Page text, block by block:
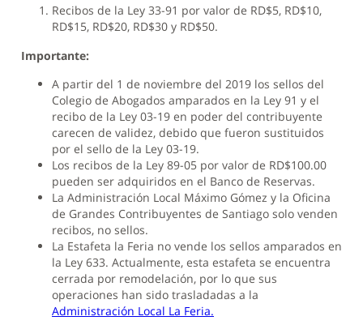
Recibos de la Ley 33-91 por valor de RD$5, RD$10,
RD$15, RD$20, RD$30 y RD$50.
Importante:
A partir del 1 de noviembre del 2019 los sellos del
Colegio de Abogados amparados en la Ley 91 y el
recibo de la Ley 03-19 en poder del contribuyente
carecen de validez, debido que fueron sustituidos
por el sello de la Ley 03-19.
Los recibos de la Ley 89-05 por valor de RD$100.00
pueden ser adquiridos en el Banco de Reservas.
La Administración Local Máximo Gómez y la Oficina
de Grandes Contribuyentes de Santiago solo venden
recibos, no sellos.
La Estafeta la Feria no vende los sellos amparados en
la Ley 633. Actualmente, esta estafeta se encuentra
cerrada por remodelación, por lo que sus
operaciones han sido trasladadas a la
Administración Local La Feria.